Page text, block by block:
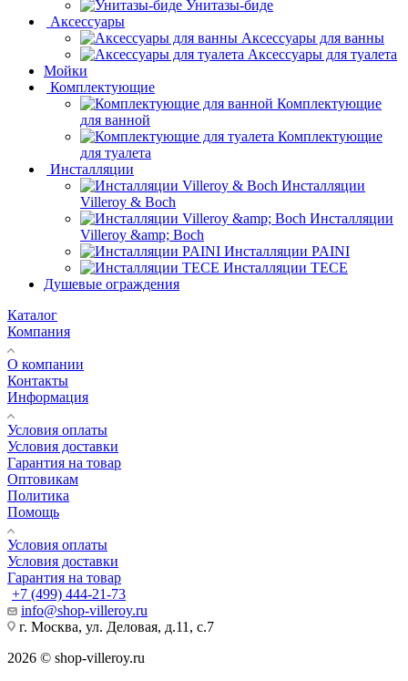
Унитазы-биде
Аксессуары
Аксессуары для ванны
Аксессуары для туалета
Мойки
Комплектующие
Комплектующие
для ванной
Комплектующие
для туалета
Инсталляции
Инсталляции
Villeroy & Boch
Инсталляции
Villeroy &amp; Boch
Инсталляции PAINI
Инсталляции TECE
Душевые ограждения
Каталог
Компания
О компании
Контакты
Информация
Условия оплаты
Условия доставки
Гарантия на товар
Оптовикам
Политика
Помощь
Условия оплаты
Условия доставки
Гарантия на товар
+7 (499) 444-21-73
info@shop-villeroy.ru
г. Москва, ул. Деловая, д.11, с.7
2026 © shop-villeroy.ru